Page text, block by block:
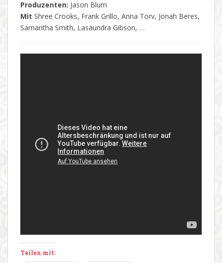
Produzenten: Jason Blum
Mit Shree Crooks, Frank Grillo, Anna Torv, Jonah Beres,
Samantha Smith, Lasaundra Gibson, …
Teilen mit: